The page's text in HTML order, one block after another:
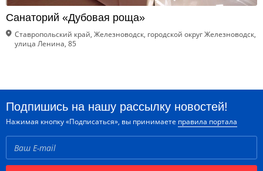
Санаторий «Дубовая роща»
Ставропольский край, Железноводск, городской округ Железноводск,
улица Ленина, 85
Подпишись на нашу рассылку новостей!
Нажимая кнопку «Подписаться», вы принимаете правила портала